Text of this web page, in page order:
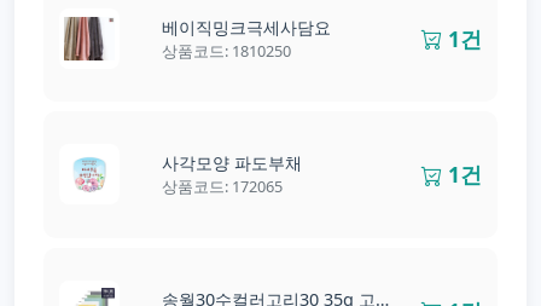
베이직밍크극세사담요
상품코드: 1810250 1건
사각모양 파도부채
상품코드: 172065 1건
송월30수컬러고리30 35g 고리핸드